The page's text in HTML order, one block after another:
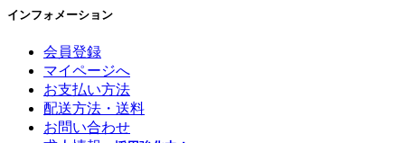
インフォメーション
会員登録
マイページへ
お支払い方法
配送方法・送料
お問い合わせ